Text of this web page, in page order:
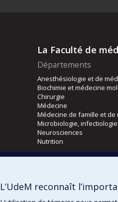
La Faculté de
Départements
Anesthésiologie et de
Biochimie et médecine
Chirurgie
Médecine
Médecine de famille et de
Microbiologie,
Neurosciences
Nutrition
Orthophonie et audiologie
L’UdeM reconnaît